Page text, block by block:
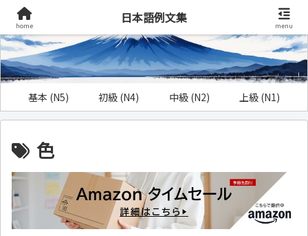
基本 (N5) 初級 (N4) 中級 (N2) 上級 (N1)
色
home
日本語例文集
menu